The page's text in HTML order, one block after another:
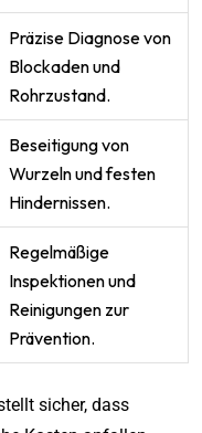
Präzise Diagnose von
Blockaden und
Rohrzustand.
Beseitigung von
Wurzeln und festen
Hindernissen.
Regelmäßige
Inspektionen und
Reinigungen zur
Prävention.
sicher, dass